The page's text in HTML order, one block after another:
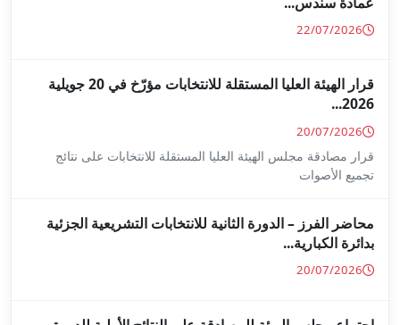
قرار الهيئة العليا المستقلة للانتخابات مؤرّخ في 20 جويلية
المستقلة للانتخابات على نتائج
للانتخابات التشريعية الجزئية